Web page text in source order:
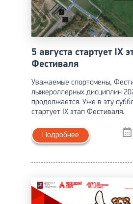
5 августа стартует IX
Фестиваля
Уважаемые спортсмены,
лыжероллерных дисциплин
продолжается. Уже в эту
стартует IX этап Фестиваля.
Подробнее